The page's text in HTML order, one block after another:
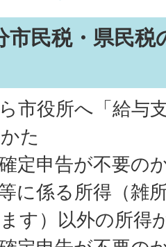
市民税・県民税
市役所へ「給与
た
定申告が不要の
に係る所得（雑
す）以外の所得